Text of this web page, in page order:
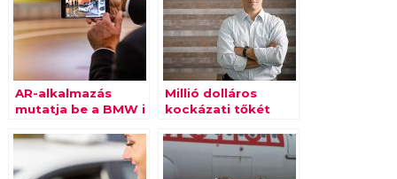
AR-alkalmazás
mutatja be a BMW i
Millió dolláros
kockázati tőkét
adatelemző cég